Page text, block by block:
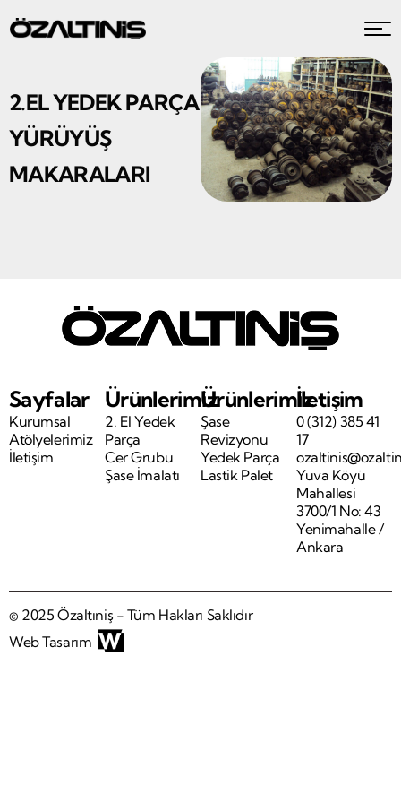
2.EL YEDEK PARÇA
YÜRÜYÜŞ
MAKARALARI
Sayfalar
Kurumsal
Atölyelerimiz
İletişim
Ürünlerimiz
2. El Yedek
Parça
Cer Grubu
Şase İmalatı
Ürünlerimiz
Şase
Revizyonu
Yedek Parça
Lastik Palet
İletişim
0 (312) 385 41
17
Yuva Köyü
Mahallesi
3700/1 No: 43
Yenimahalle /
Ankara
© 2025 Özaltıniş - Tüm Hakları Saklıdır
Web Tasarım